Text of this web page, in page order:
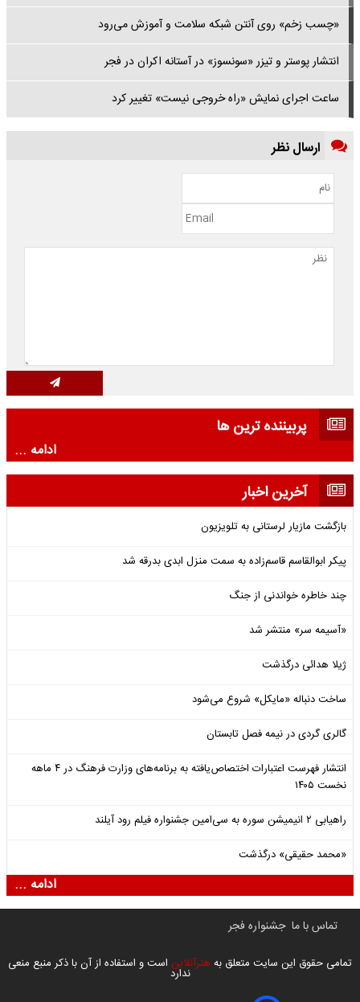
«چسب زخم» روی آنتن شبکه سلامت و آموزش می‌رود
انتشار پوستر و تیزر «سونسوز» در آستانه اکران در فجر
ساعت اجرای نمایش «راه خروجی نیست» تغییر کرد
ارسال نظر
پربیننده ترین ها
ادامه ...
آخرین اخبار
بازگشت مازیار لرستانی به تلویزیون
پیکر ابوالقاسم قاسم‌زاده به سمت منزل ابدی بدرقه شد
چند خاطره خواندنی از جنگ
«آسیمه سر» منتشر شد
ژیلا هدائی درگذشت
ساخت دنباله «مایکل» شروع می‌شود
گالری گردی در نیمه فصل تابستان
انتشار فهرست اعتبارات اختصاص‌یافته به برنامه‌های وزارت فرهنگ در ۴ ماهه
نخست ۱۴۰۵
راهیابی ۲ انیمیشن سوره به سی‌امین جشنواره فیلم رود آیلند
«محمد حقیقی» درگذشت
ادامه ...
تماس با ما جشنواره فجر
تمامی حقوق این سایت متعلق به هنرآنلاین است و استفاده از آن با ذکر منبع منعی
ندارد